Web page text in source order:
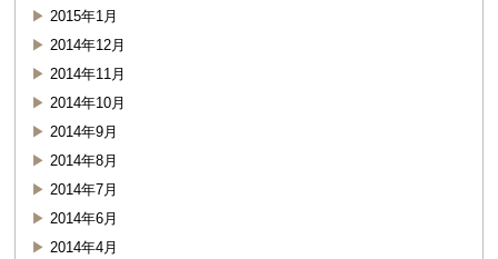
2015年1月
2014年12月
2014年11月
2014年10月
2014年9月
2014年8月
2014年7月
2014年6月
2014年4月